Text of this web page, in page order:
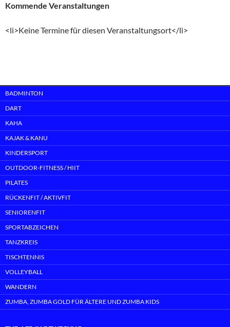
Kommende Veranstaltungen
<li>Keine Termine für diesen Veranstaltungsort</li>
BADMINTON
DART
KAHA
KAJAK & KANU
KINDERSPORT
OUTDOOR-FITNESS / HIIT
PILATES
RÜCKENFIT / AKTIVFIT
SENIORENFIT
SPORTABZEICHEN
TANZKREIS
TISCHTENNIS
VOLLEYBALL
WANDERN
ZUMBA, ZUMBA GOLD FÜR ÄLTERE UND ZUMBA KIDS